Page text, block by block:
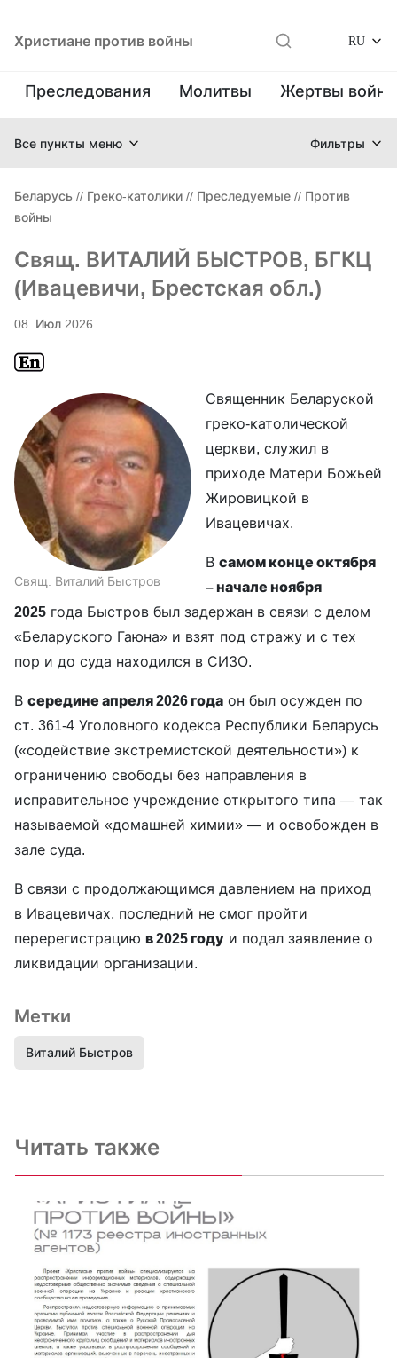
Христиане против войны RU
Преследования Молитвы Жертвы
Все пункты меню Фильтры
Беларусь // Греко-католики // Преследуемые // Против
войны
Свящ. ВИТАЛИЙ БЫСТРОВ, БГКЦ
(Ивацевичи, Брестская обл.)
08. Июл 2026
Свящ. Виталий Быстров
Священник Беларуской
греко-католической
церкви, служил в
приходе Матери Божьей
Жировицкой в
Ивацевичах.
В самом конце октября
– начале ноября
2025 года Быстров был задержан в связи с делом
«Беларуского Гаюна» и взят под стражу и с тех
пор и до суда находился в СИЗО.
В середине апреля 2026 года он был осужден по
ст. 361-4 Уголовного кодекса Республики Беларусь
(«содействие экстремистской деятельности») к
ограничению свободы без направления в
исправительное учреждение открытого типа — так
называемой «домашней химии» — и освобожден в
зале суда.
В связи с продолжающимся давлением на приход
в Ивацевичах, последний не смог пройти
перерегистрацию в 2025 году и подал заявление о
ликвидации организации.
Метки
Виталий Быстров
Читать также